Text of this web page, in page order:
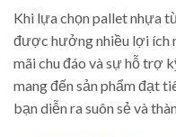
Khi lựa chọn pallet nhựa
được hưởng nhiều lợi ích
mãi chu đáo và sự hỗ trợ
mang đến sản phẩm đạt
bạn diễn ra suôn sẻ và